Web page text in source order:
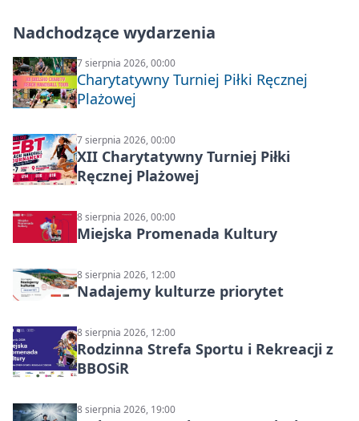
Nadchodzące wydarzenia
7 sierpnia 2026, 00:00
Charytatywny Turniej Piłki Ręcznej
Plażowej
7 sierpnia 2026, 00:00
XII Charytatywny Turniej Piłki
Ręcznej Plażowej
8 sierpnia 2026, 00:00
Miejska Promenada Kultury
8 sierpnia 2026, 12:00
Nadajemy kulturze priorytet
8 sierpnia 2026, 12:00
Rodzinna Strefa Sportu i Rekreacji z
BBOSiR
8 sierpnia 2026, 19:00